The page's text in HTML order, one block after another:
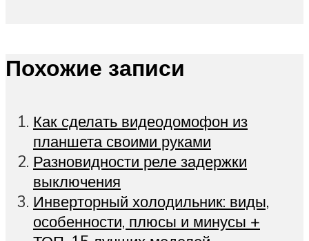
Похожие записи
Как сделать видеодомофон из
планшета своими руками
Разновидности реле задержки
выключения
Инверторный холодильник: виды,
особенности, плюсы и минусы +